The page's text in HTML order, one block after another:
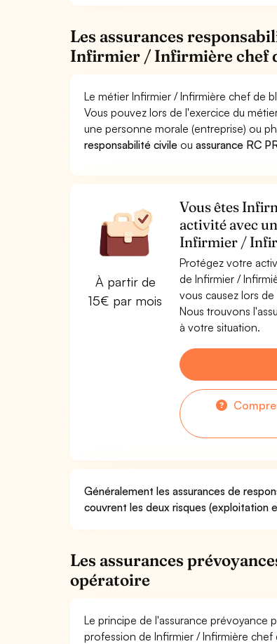
Les assurances
Infirmier / Infirmière chef
Le métier Infirmier / Infirmière chef de
Vous pouvez lors de l'exercice du
une personne morale (entreprise) ou
responsabilité civile ouassurance RC
À partir de
15€ par mois
Vous êtes
activité avec
Infirmier /
Protégez votre
de Infirmier /
vous causez lors
Nous trouvons
à votre situation.
Généralement les assurances de
couvrent les deux risques (exploitation
Les assurances
opératoire
Le principe de l'assurance prévoyance
profession de Infirmier / Infirmière